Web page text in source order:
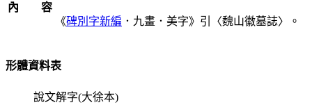
內 容
《碑別字新編 ．九畫．美字》引〈魏山徽墓誌〉。
形體資料表
說文解字(大徐本)